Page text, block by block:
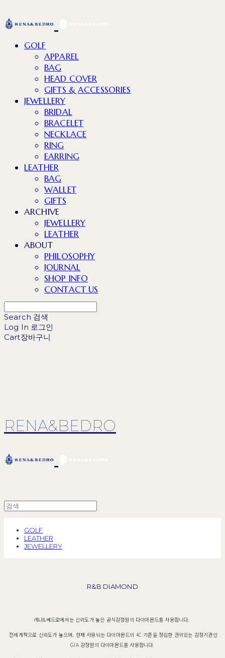
GOLF
APPAREL
BAG
HEAD COVER
GIFTS & ACCESSORIES
JEWELLERY
BRIDAL
BRACELET
NECKLACE
RING
EARRING
LEATHER
BAG
WALLET
GIFTS
ARCHIVE
JEWELLERY
LEATHER
ABOUT
PHILOSOPHY
JOURNAL
SHOP INFO
CONTACT US
Search 검색
Log In 로그인
Cart장바구니
RENA&BEDRO
GOLF
LEATHER
JEWELLERY
R&B DIAMOND
레나&베드로에서는 신뢰도가 높은 공식감정원의 다이아몬드를 사용합니다.
전세계적으로 신뢰도가 높으며, 현재 사용되는 다이아몬드의 4C 기준을 정립한 권위있는 감정기관인
GIA 감정원의 다이아몬드를 사용합니다.